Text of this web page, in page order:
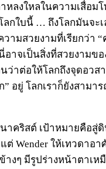
หลงใหลในความเสื่อม
ลกใบนี้ … ถึงโลกมันจะ
ามสวยงามที่เรียกว่า “
าจเป็นสิ่งที่สวยงามขอ
ว่าต่อให้โลกถึงจุดอวส
” อยู่ โลกเราก็ยังสามา
าคริสต์ เป้าหมายคือสู่
ต่ Wender ให้เทวดาอา
างๆ มีรูปร่างหน้าตาเห